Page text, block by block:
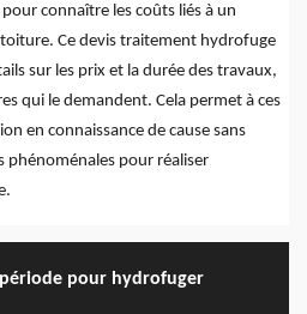
connaître les coûts liés à un
Ce devis traitement hydrofuge
sur les prix et la durée des travaux,
qui le demandent. Cela permet à ces
en connaissance de cause sans
phénoménales pour réaliser
pour hydrofuger